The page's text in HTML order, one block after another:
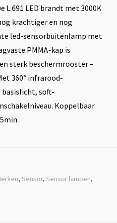
L 691 LED brandt met 3000K
krachtiger en nog
led-sensorbuitenlamp met
PMMA-kap is
sterk beschermrooster –
360° infrarood-
basislicht, soft-
Koppelbaar
, Sensor, Sensor lampen,